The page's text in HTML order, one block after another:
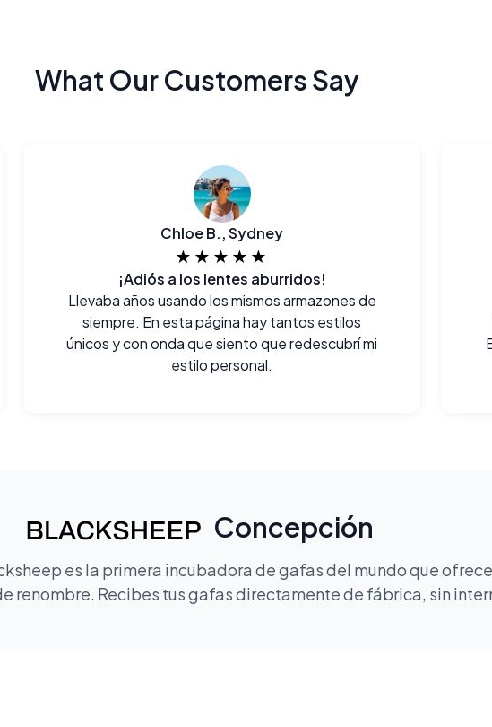
What Our Customers Say
Chloe B., Sydney
★★★★★
¡Adiós a los lentes aburridos!
Llevaba años usando los mismos armazones de
siempre. En esta página hay tantos estilos
únicos y con onda que siento que redescubrí mi
estilo personal.
Concepción
es la primera incubadora de gafas del mundo que
renombre. Recibes tus gafas directamente de fábrica, sin